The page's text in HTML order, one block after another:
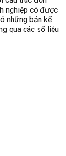
nghiệp có được
những bản kế
qua các số liệu